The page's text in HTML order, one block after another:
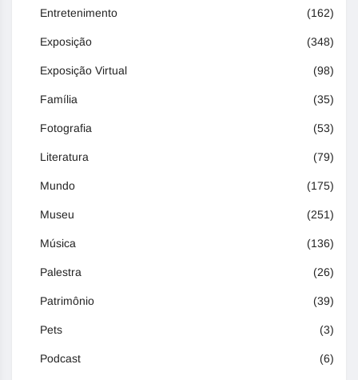
Entretenimento (162)
Exposição (348)
Exposição Virtual (98)
Família (35)
Fotografia (53)
Literatura (79)
Mundo (175)
Museu (251)
Música (136)
Palestra (26)
Patrimônio (39)
Pets (3)
Podcast (6)